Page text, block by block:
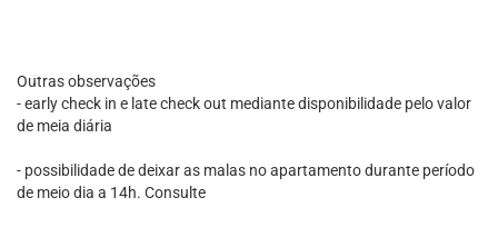
Outras observações
- early check in e late check out mediante disponibilidade pelo valor
de meia diária
- possibilidade de deixar as malas no apartamento durante período
de meio dia a 14h. Consulte